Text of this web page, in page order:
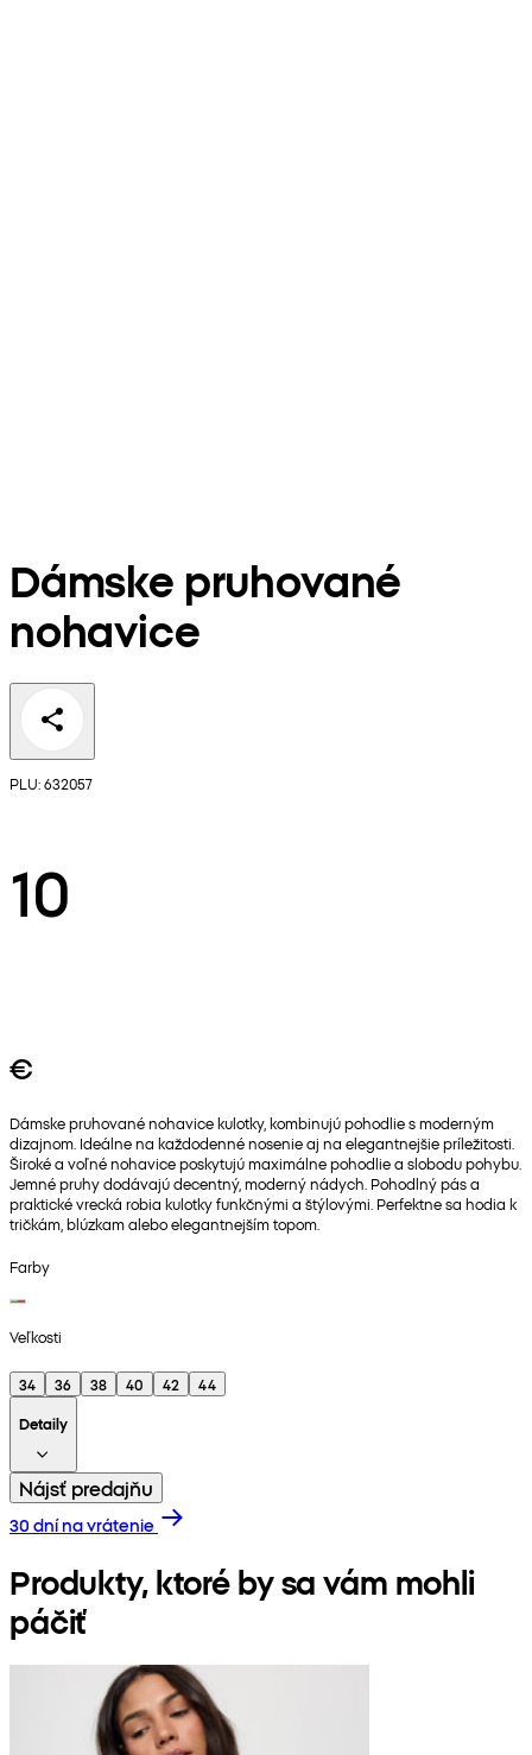
Dámske pruhované
nohavice
PLU: 632057
10
€
Dámske pruhované nohavice kulotky, kombinujú pohodlie s moderným
dizajnom. Ideálne na každodenné nosenie aj na elegantnejšie príležitosti.
Široké a voľné nohavice poskytujú maximálne pohodlie a slobodu pohybu.
Jemné pruhy dodávajú decentný, moderný nádych. Pohodlný pás a
praktické vrecká robia kulotky funkčnými a štýlovými. Perfektne sa hodia k
tričkám, blúzkam alebo elegantnejším topom.
Farby
Veľkosti
34 36 38 40 42
44
Detaily
Nájsť predajňu
30 dní na vrátenie
Produkty, ktoré by sa vám mohli
páčiť